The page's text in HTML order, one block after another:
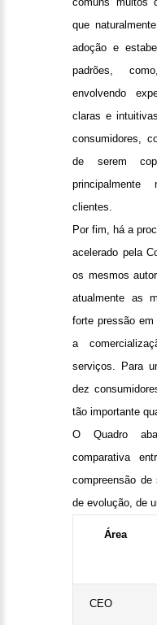
que
adoção e
padrões,
envolvendo
claras e
consumidores,
de serem
clientes.
Por fim, há a
acelerado pela
os mesmos
atualmente as
forte pressão
a
serviços. Para
dez
tão importante
O Quadro
comparativa
compreensão
de evolução, de
Área
CEO